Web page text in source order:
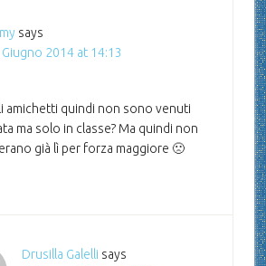
says
Giugno 2014 at 14:13
amichetti quindi non sono venuti
ma solo in classe? Ma quindi non
già lì per forza maggiore 🙁
Drusilla Galelli says